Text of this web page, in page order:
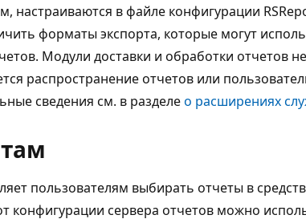
настраиваются в файле конфигурации
форматы экспорта, которые могут
Модули доставки и обработки отчетов
распространение отчетов или
сведения см. в разделео расширениях
пользователям выбирать отчеты в
конфигурации сервера отчетов можно